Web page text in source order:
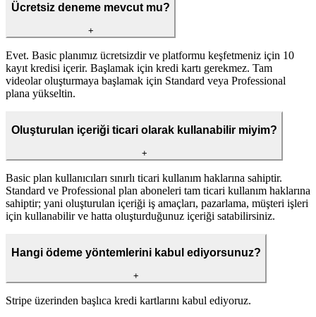
Ücretsiz deneme mevcut mu?
+
Evet. Basic planımız ücretsizdir ve platformu keşfetmeniz için 10
kayıt kredisi içerir. Başlamak için kredi kartı gerekmez. Tam
videolar oluşturmaya başlamak için Standard veya Professional
plana yükseltin.
Oluşturulan içeriği ticari olarak kullanabilir miyim?
+
Basic plan kullanıcıları sınırlı ticari kullanım haklarına sahiptir.
Standard ve Professional plan aboneleri tam ticari kullanım haklarına
sahiptir; yani oluşturulan içeriği iş amaçları, pazarlama, müşteri işleri
için kullanabilir ve hatta oluşturduğunuz içeriği satabilirsiniz.
Hangi ödeme yöntemlerini kabul ediyorsunuz?
+
Stripe üzerinden başlıca kredi kartlarını kabul ediyoruz.